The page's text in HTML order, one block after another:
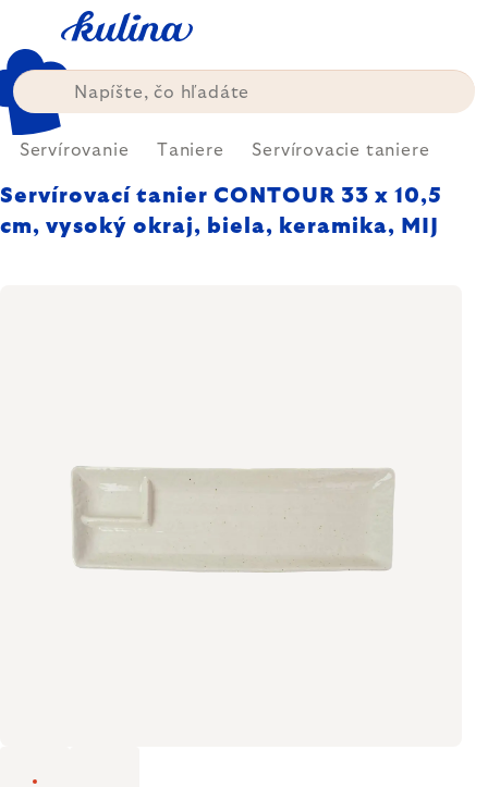
obsah
Servírovanie Taniere Servírovacie taniere
Servírovací tanier CONTOUR 33 x 10,5
cm, vysoký okraj, biela, keramika, MIJ